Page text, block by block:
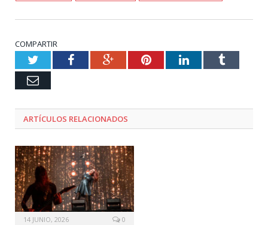
COMPARTIR
TwitterFacebookGoogle+PinterestLinkedInTumblr
Email
ARTÍCULOS RELACIONADOS
14 JUNIO, 2026 0